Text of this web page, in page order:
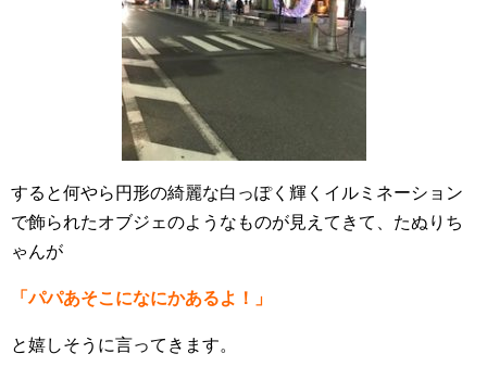
すると何やら円形の綺麗な白っぽく輝くイルミネーション
で飾られたオブジェのようなものが見えてきて、たぬりち
ゃんが
「パパあそこになにかあるよ！」
と嬉しそうに言ってきます。